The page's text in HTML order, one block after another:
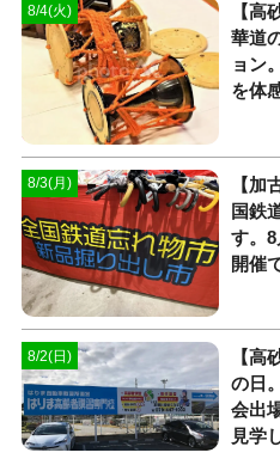
8/4(火)
【高
華道
ョン
を体
8/3(月)
【加
国鉄
す。
開催
8/2(日)
【高
の日
会出
見学